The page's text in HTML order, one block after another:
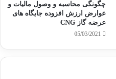
چگونگی محاسبه و وصول مالیات و
عوارض ارزش افزوده جایگاه های
عرضه گاز CNG
05/03/2021